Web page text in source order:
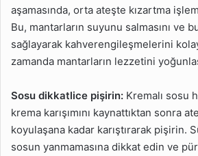
aşamasında, orta ateşte kızartma
Bu, mantarların suyunu salmasını ve
sağlayarak kahverengileşmelerini
zamanda mantarların lezzetini
Sosu dikkatlice pişirin: Kremalı sosu
krema karışımını kaynattıktan sonra
koyulaşana kadar karıştırarak pişirin.
sosun yanmamasına dikkat edin ve